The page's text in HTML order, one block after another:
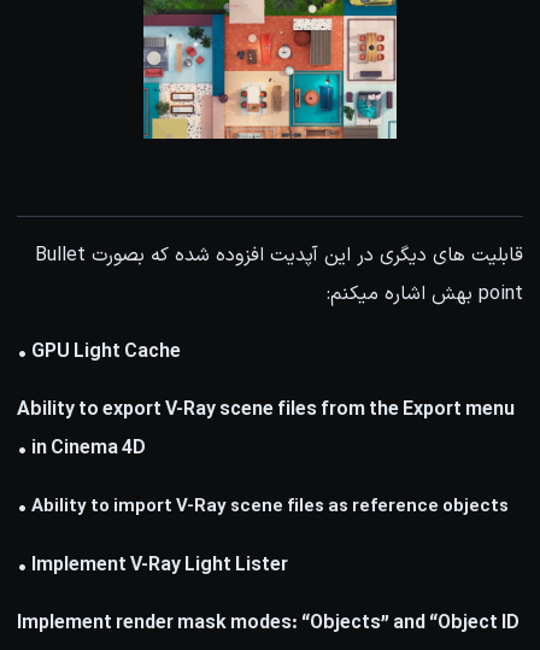
قابلیت های دیگری در این آپدیت افزوده شده که بصورت Bullet
point بهش اشاره میکنم:
Ability to export V-Ray scene files from the Export menu
in Cinema 4D •
Implement render mask modes: “Objects” and “Object ID